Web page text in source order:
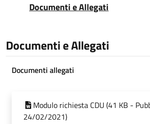
Documenti e Allegati
Documenti e Allegati
Documenti allegati
Modulo richiesta CDU (41 KB -
24/02/2021)